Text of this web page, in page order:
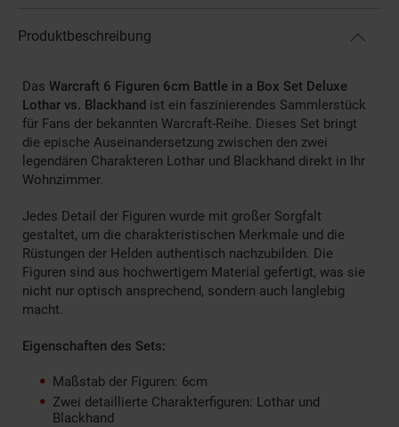
Produktbeschreibung
Das Warcraft 6 Figuren 6cm Battle in a Box Set Deluxe
Lothar vs. Blackhand ist ein faszinierendes Sammlerstück
für Fans der bekannten Warcraft-Reihe. Dieses Set bringt
die epische Auseinandersetzung zwischen den zwei
legendären Charakteren Lothar und Blackhand direkt in Ihr
Wohnzimmer.
Jedes Detail der Figuren wurde mit großer Sorgfalt
gestaltet, um die charakteristischen Merkmale und die
Rüstungen der Helden authentisch nachzubilden. Die
Figuren sind aus hochwertigem Material gefertigt, was sie
nicht nur optisch ansprechend, sondern auch langlebig
macht.
Eigenschaften des Sets:
Maßstab der Figuren: 6cm
Zwei detaillierte Charakterfiguren: Lothar und
Blackhand